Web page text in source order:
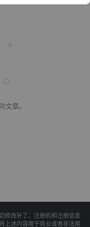
文章。
修改补丁、注册机和注册信息
上述内容用于商业或者非法用